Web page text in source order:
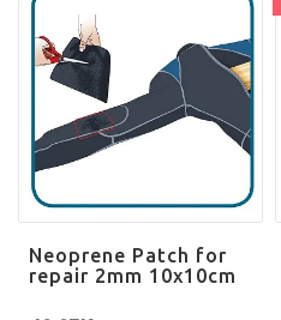
Neoprene Patch for
repair 2mm 10x10cm